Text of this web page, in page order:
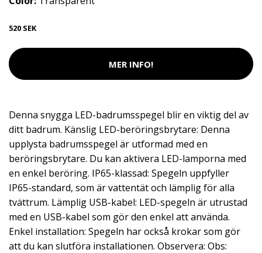
520 SEK
MER INFO!
Denna snygga LED-badrumsspegel blir en viktig del av
ditt badrum. Känslig LED-beröringsbrytare: Denna
upplysta badrumsspegel är utformad med en
beröringsbrytare. Du kan aktivera LED-lamporna med
en enkel beröring. IP65-klassad: Spegeln uppfyller
IP65-standard, som är vattentät och lämplig för alla
tvättrum. Lämplig USB-kabel: LED-spegeln är utrustad
med en USB-kabel som gör den enkel att använda.
Enkel installation: Spegeln har också krokar som gör
att du kan slutföra installationen. Observera: Obs: